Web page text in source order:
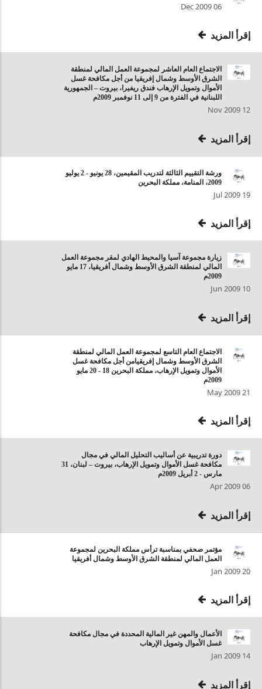
06 Dec 2009
إقرأ المزيد
الاجتماع العام العاشر لمجموعة العمل المالي لمنطقة
الشرق الأوسط وشمال إفريقيا من أجل مكافحة غسل
الأموال وتمويل الإرهاب فندق ريفيرا، بيروت – الجمهورية
اللبنانية في الفترة من 9 إلى 11 نوفمبر 2009م
12 Nov 2009
إقرأ المزيد
ورشة التقييم الثالثة لتدريب المقيمين، 28 يونيو - 2 يوليو
2009، المنامة، مملكة البحرين
19 Jul 2009
إقرأ المزيد
زيارة مجموعة آسيا والمحيط الهادي لمقر مجموعة العمل
المالي لمنطقة الشرق الأوسط وشمال أفريقيا، 17 مايو
2009م
10 Jun 2009
إقرأ المزيد
الاجتماع العام التاسع لمجموعة العمل المالي لمنطقة
الشرق الأوسط وشمال إفريقيامن أجل مكافحة غسل
الأموال وتمويل الإرهاب، مملكة البحرين 18 - 20 مايو
2009م
21 May 2009
إقرأ المزيد
دورة تدريبية عن أساليب التحليل المالي في مجال
مكافحة غسل الأموال وتمويل الإرهاب، بيروت – لبنان، 31
مارس - 2 أبريل 2009م
06 Apr 2009
إقرأ المزيد
مؤتمر صحفي بمناسبة ترأس مملكة البحرين لمجموعة
العمل المالي لمنطقة الشرق الأوسط وشمال أفريقيا
20 Jan 2009
إقرأ المزيد
الأعمال والمهن غير المالية المحددة في مجال مكافحة
غسل الأموال وتمويل الإرهاب
14 Jan 2009
إقرأ المزيد